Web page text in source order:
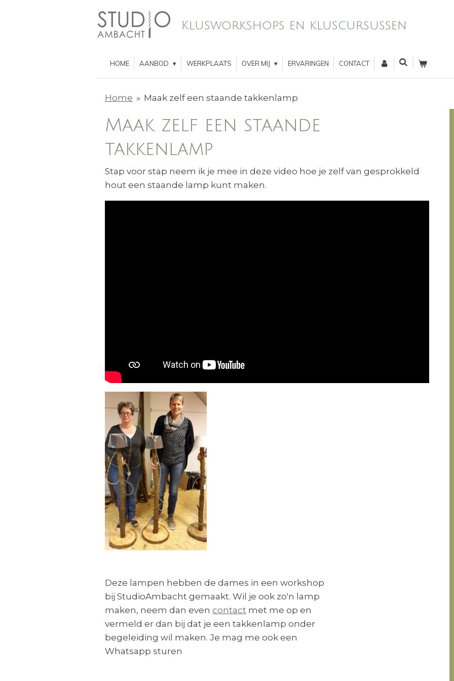
Klusworkshops en kluscursussen
HOME AANBOD WERKPLAATS OVER MIJ ERVARINGEN CONTACT
Home » Maak zelf een staande takkenlamp
Maak zelf een staande
takkenlamp
Stap voor stap neem ik je mee in deze video hoe je zelf van gesprokkeld
hout een staande lamp kunt maken.
Deze lampen hebben de dames in een workshop
bij StudioAmbacht gemaakt. Wil je ook zo'n lamp
maken, neem dan even contact met me op en
vermeld er dan bij dat je een takkenlamp onder
begeleiding wil maken. Je mag me ook een
Whatsapp sturen